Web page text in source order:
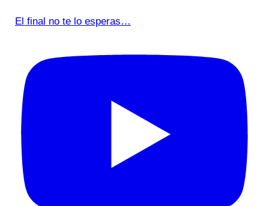
El final no te lo esperas…